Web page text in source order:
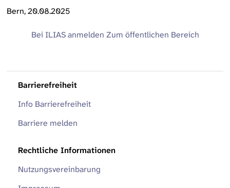
Bern, 20.08.2025
Bei ILIAS anmelden Zum öffentlichen Bereich
Barrierefreiheit
Info Barrierefreiheit
Barriere melden
Rechtliche Informationen
Nutzungsvereinbarung